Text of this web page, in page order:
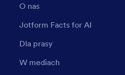
O nas
Jotform Facts for AI
Dla prasy
W mediach